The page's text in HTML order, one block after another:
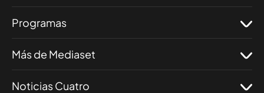
Programas
Más de Mediaset
Noticias Cuatro